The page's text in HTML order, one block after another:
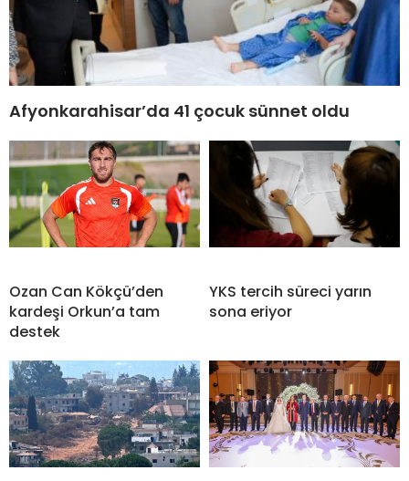
Afyonkarahisar’da 41 çocuk sünnet oldu
Ozan Can Kökçü’den
kardeşi Orkun’a tam
destek
YKS tercih süreci yarın
sona eriyor